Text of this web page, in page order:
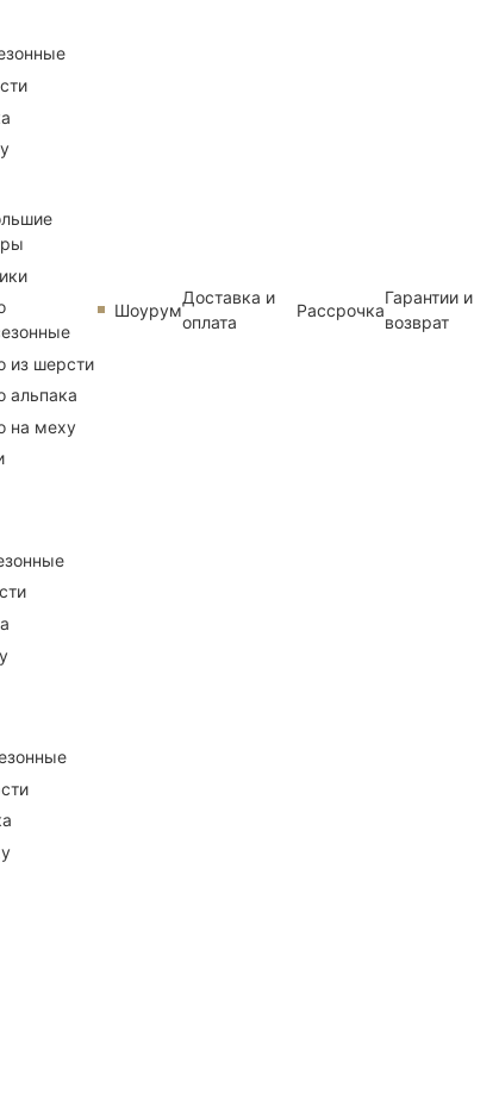
из шерсти
альпака
на меху
Шоурум
Доставка и
оплата
Рассрочка
Гарантии и
возврат